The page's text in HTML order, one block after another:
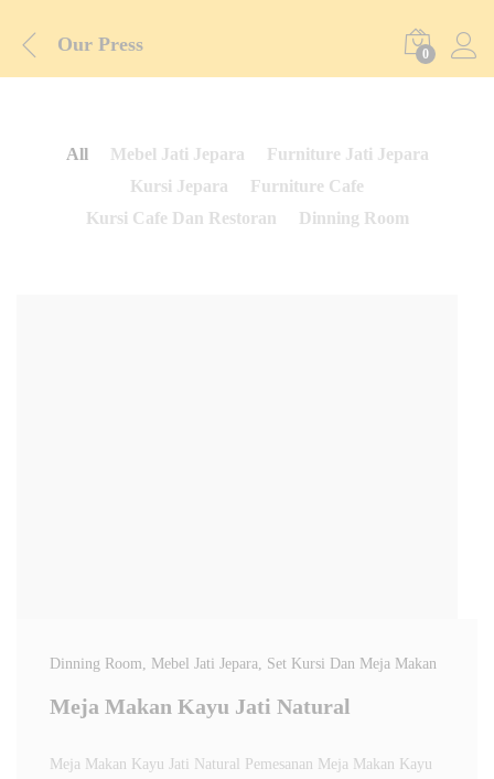
Our Press 0
All Mebel Jati Jepara
Furniture Jati Jepara
Kursi Jepara
Furniture Cafe
Kursi Cafe Dan Restoran
Dinning Room
Dinning Room, Mebel Jati Jepara, Set Kursi Dan Meja Makan
Meja Makan Kayu Jati Natural
Meja Makan Kayu Jati Natural Pemesanan Meja Makan Kayu